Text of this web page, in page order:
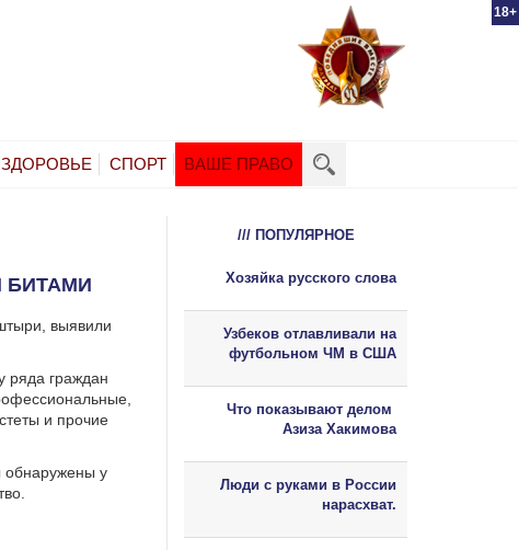
18+
ЗДОРОВЬЕ СПОРТ ВАШЕ ПРАВО
БИТАМИ
выявили
ряда граждан
и прочие
обнаружены у
/// ПОПУЛЯРНОЕ
Хозяйка русского слова
Узбеков отлавливали на
футбольном ЧМ в США
Что показывают делом
Азиза Хакимова
Люди с руками в России
нарасхват.